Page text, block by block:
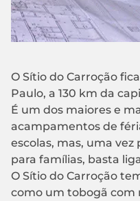
O Sítio do Carroção
Paulo, a 130 km da
É um dos maiores e
acampamentos de
escolas, mas, uma
para famílias, basta
O Sítio do Carroção
como um tobogã com